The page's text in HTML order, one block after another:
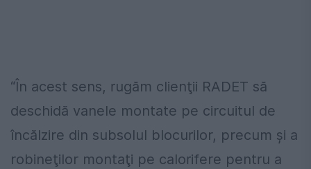
“În acest sens, rugăm clienţii RADET să
deschidă vanele montate pe circuitul de
încălzire din subsolul blocurilor, precum şi a
robineţilor montaţi pe calorifere pentru a